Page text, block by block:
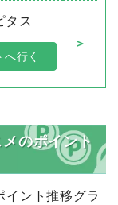
タス
＞
行く
のポイント
イント推移グラ